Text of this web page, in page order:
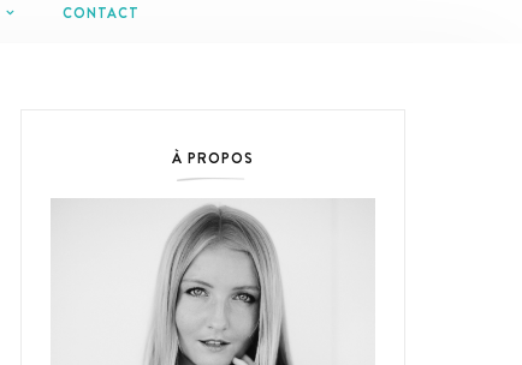
CONTACT
À PROPOS